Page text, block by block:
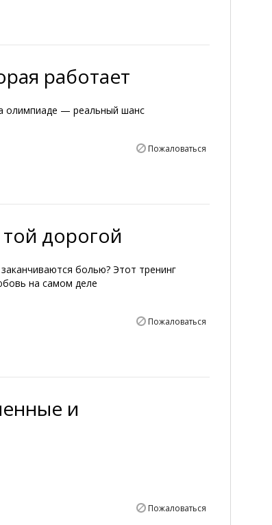
работает
олимпиаде — реальный шанс
Пожаловаться
дорогой
болью? Этот тренинг
на самом деле
Пожаловаться
и
Пожаловаться